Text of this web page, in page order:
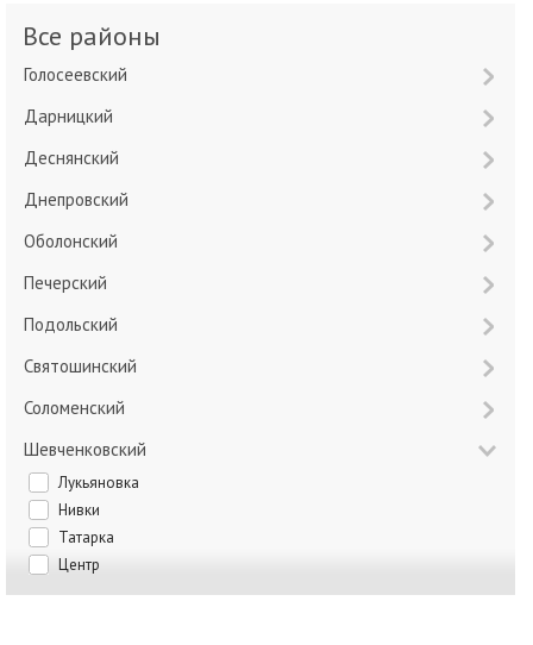
Все районы
Голосеевский
Дарницкий
Деснянский
Днепровский
Оболонский
Печерский
Подольский
Святошинский
Соломенский
Шевченковский
Лукьяновка
Нивки
Татарка
Центр